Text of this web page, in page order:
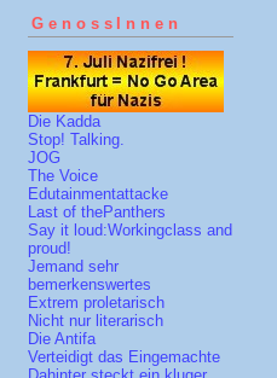
GenossInnen
Die Kadda
Stop! Talking.
JOG
The Voice
Edutainmentattacke
Last of thePanthers
Say it loud:Workingclass and
proud!
Jemand sehr
bemerkenswertes
Extrem proletarisch
Nicht nur literarisch
Die Antifa
Verteidigt das Eingemachte